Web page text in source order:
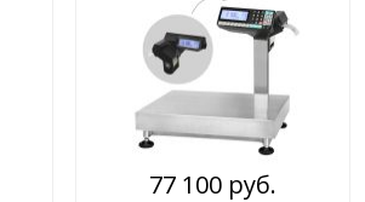
77 100 руб.